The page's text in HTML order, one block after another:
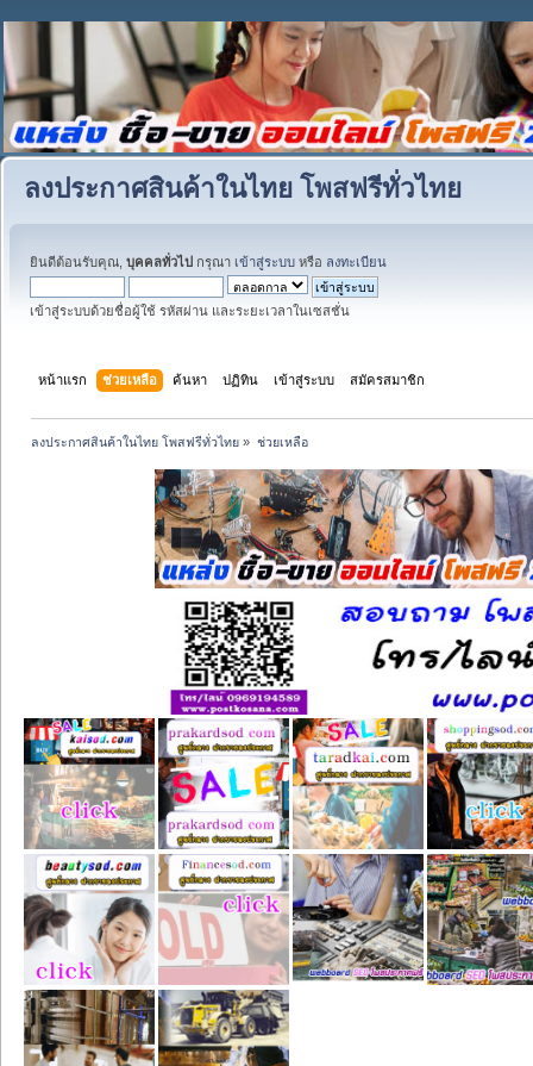
ลงประกาศสินค้าในไทย โพสฟรีทั่วไทย
ยินดีต้อนรับคุณ, บุคคลทั่วไป กรุณา เข้าสู่ระบบ หรือ ลงทะเบียน
เข้าสู่ระบบด้วยชื่อผู้ใช้ รหัสผ่าน และระยะเวลาในเซสชั่น
หน้าแรก ช่วยเหลือ ค้นหา ปฏิทิน เข้าสู่ระบบ สมัครสมาชิก
ลงประกาศสินค้าในไทย โพสฟรีทั่วไทย » ช่วยเหลือ